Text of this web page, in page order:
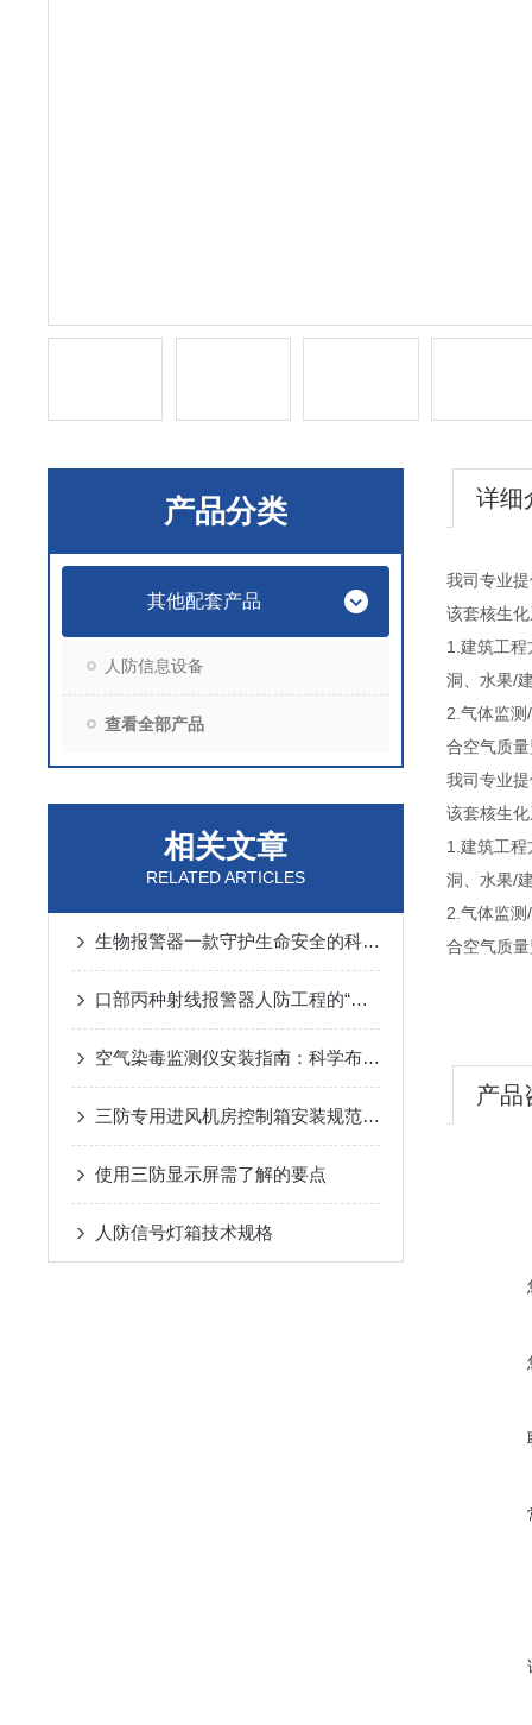
产品分类
其他配套产品
人防信息设备
查看全部产品
相关文章
RELATED ARTICLES
生物报警器一款守护生命安全的科技哨兵
口部丙种射线报警器人防工程的“核生化”哨兵
空气染毒监测仪安装指南：科学布局与规范操作的关键步骤
三防专用进风机房控制箱安装规范详解
使用三防显示屏需了解的要点
人防信号灯箱技术规格
详细
我司专业
该套核生
1.建筑工
洞、水果/
2.气体监
合空气质
我司专业
该套核生
1.建筑工
洞、水果/
2.气体监
合空气质
产品